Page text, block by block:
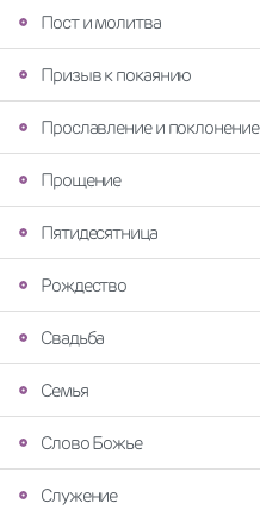
Пост и молитва
Призыв к покаянию
Прославление и поклонение
Прощение
Пятидесятница
Рождество
Свадьба
Семья
Слово Божье
Служение